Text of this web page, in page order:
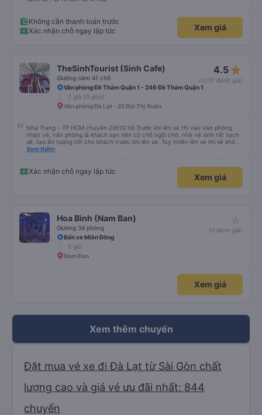
Không cần thanh toán trước
Xác nhận chỗ ngay lập tức
Xem giá
TheSinhTourist (Sinh Cafe)
Giường nằm 41 chỗ
4.5 star_rate
(1237 đánh giá)
Văn phòng Đề Thám Quận 1 - 246 Đề Thám Quận 1
7 giờ 25 phút
Văn phòng Đà Lạt - 22 Bùi Thị Xuân
Nha Trang - TP HCM chuyến 20h10 tối Trước khi lên xe thì vào văn phòng
nhận vé, văn phòng là khách sạn nên có chỗ ngồi chờ, nhà vệ sinh rất sạch
sẽ, tạo ấn tượng tốt cho khách trước khi lên xe. Tuy nhiên lên xe thì sẽ không
có wifi, khách phải tự đăng ký 4G data để xài, lưu ý để đăng ký trước. Xe
vệ sinh, nên đi vệ sinh ở dưới trước, xe không có dừng cho đi vệ sinh, chỉ có
bác tài dừng nghỉ chứ không có gọi khách dậy đi vệ sinh, mà xe thì đi full cao
thể đòi hỏi gì thêm, chốt nên đi.
Xem thêm
Xác nhận chỗ ngay lập tức
Xem giá
Hoa Bình (Nam Ban)
Giường 34 phòng
(0 đánh giá)
Bến xe Miền Đông
5 giờ
Nam Ban
Xem giá
Xem thêm chuyến
Đặt mua vé xe đi Đà Lạt từ Sài Gòn chất
lượng cao và giá vé ưu đãi nhất: 844
chuyến